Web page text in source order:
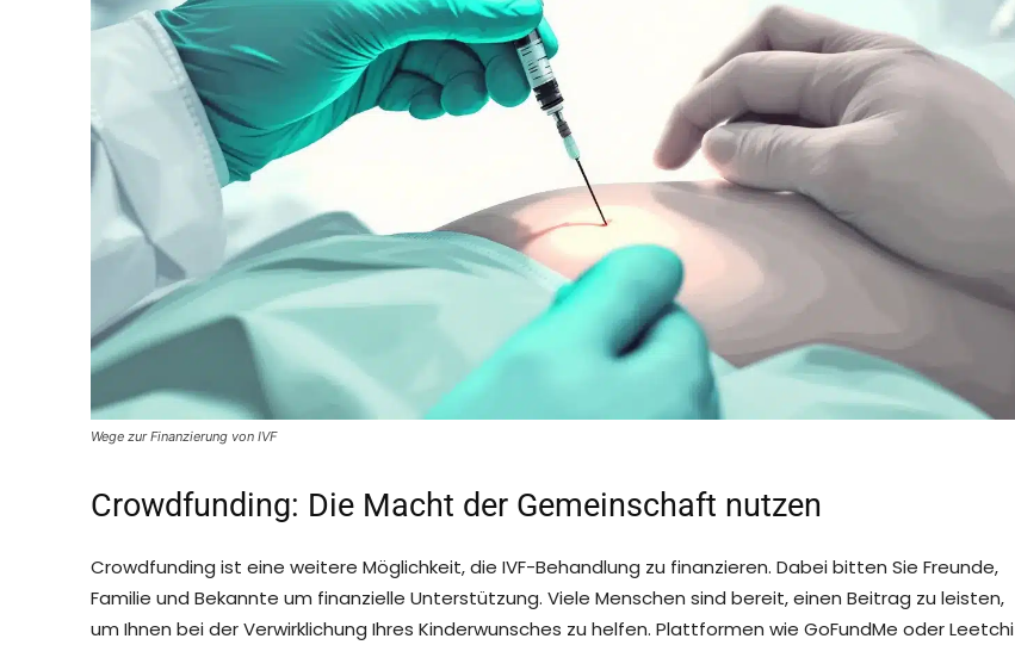
Wege zur Finanzierung von IVF
Crowdfunding: Die Macht der Gemeinschaft nutzen
Crowdfunding ist eine weitere Möglichkeit, die IVF-Behandlung zu finanzieren. Dabei bitten Sie Freunde,
Familie und Bekannte um finanzielle Unterstützung. Viele Menschen sind bereit, einen Beitrag zu leisten,
um Ihnen bei der Verwirklichung Ihres Kinderwunsches zu helfen. Plattformen wie GoFundMe oder Leetchi